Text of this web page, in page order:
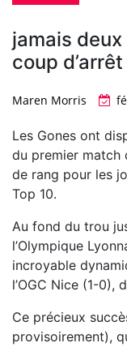
jamais
coup
Maren Morris
Les Gones ont
du premier match
de rang pour les
Top 10.
Au fond du trou
l’Olympique
incroyable
l’OGC Nice (1-0),
Ce précieux
provisoirement),